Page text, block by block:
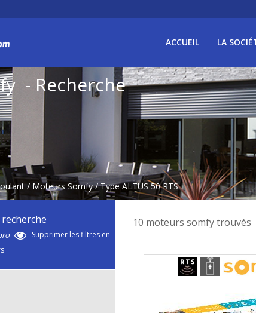
ACCUEIL LA
- Recherche
/ Moteurs Somfy / Type ALTUS 50 RTS
Supprimer les filtres en
10 moteurs somfy trouvés